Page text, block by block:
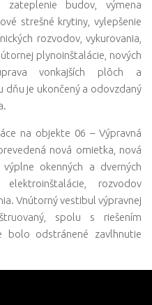
budov, výmena
strešné krytiny, vylepšenie
rozvodov, vykurovania,
plynoinštalácie, nových
vonkajších plôch a
dňu je ukončený a odovzdaný
na objekte 06 – Výpravná
nová omietka, nová
okenných a dverných
rozvodov
Vnútorný vestibul výpravnej
spolu s riešením
bolo odstránené zavlhnutie